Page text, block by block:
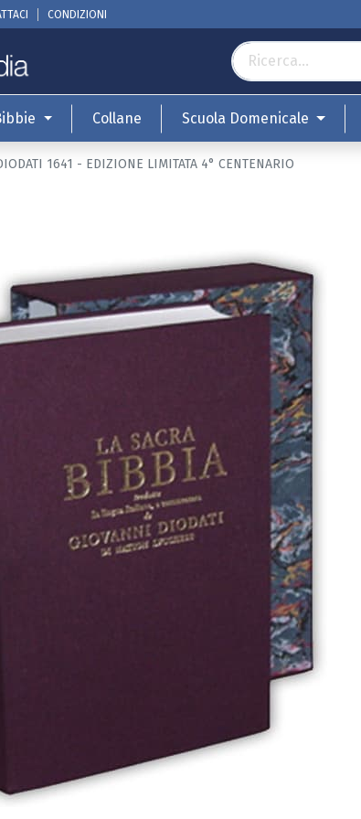
CONDIZIONI
Collane Scuola Domenicale
1641 - EDIZIONE LIMITATA 4° CENTENARIO